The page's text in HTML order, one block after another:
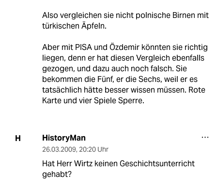
Also vergleichen sie nicht polnische Birnen mit
türkischen Äpfeln.
Aber mit PISA und Özdemir könnten sie richtig
liegen, denn er hat diesen Vergleich ebenfalls
gezogen, und dazu auch noch falsch. Sie
bekommen die Fünf, er die Sechs, weil er es
tatsächlich hätte besser wissen müssen. Rote
Karte und vier Spiele Sperre.
H HistoryMan
26.03.2009, 20:20 Uhr
Hat Herr Wirtz keinen Geschichtsunterricht
gehabt?